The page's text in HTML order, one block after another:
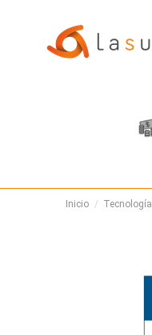
Inicio Tecnología